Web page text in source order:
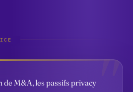
de M&A, les passifs privacy